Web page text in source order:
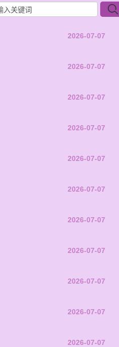
2026-07-07
2026-07-07
2026-07-07
2026-07-07
2026-07-07
2026-07-07
2026-07-07
2026-07-07
2026-07-07
2026-07-07
2026-07-07